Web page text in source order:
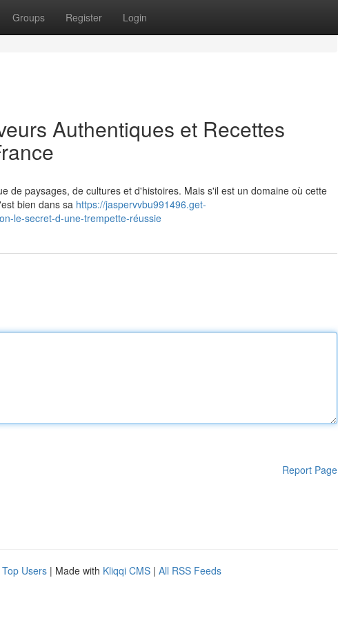
Groups Register Login
Authentiques et Recettes
de paysages, de cultures et d'histoires. Mais s'il est un domaine où cette
bien dans sa https://jaspervvbu991496.get-
le-secret-d-une-trempette-réussie
Report Page
Top Users | Made with Kliqqi CMS | All RSS Feeds